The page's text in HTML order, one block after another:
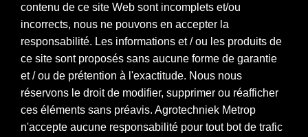
contenu de ce site Web sont incomplets et/ou
incorrects, nous ne pouvons en accepter la
responsabilité. Les informations et / ou les produits de
ce site sont proposés sans aucune forme de garantie
et / ou de prétention à l'exactitude. Nous nous
réservons le droit de modifier, supprimer ou réafficher
ces éléments sans préavis. Agrotechniek Metrop
n'accepte aucune responsabilité pour tout bot de trafic